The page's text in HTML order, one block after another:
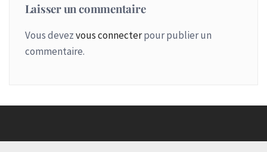
Laisser un commentaire
Vous devezvous connecterpour publier un
commentaire.